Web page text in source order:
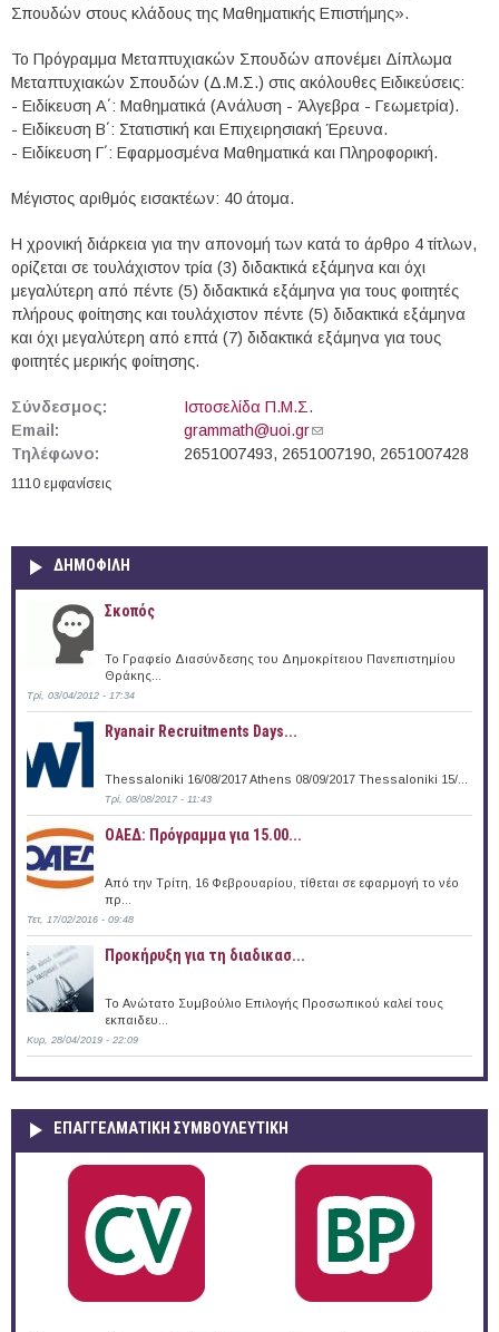
Σπουδών στους κλάδους της Μαθηματικής Επιστήμης».
Το Πρόγραμμα Μεταπτυχιακών Σπουδών απονέμει Δίπλωμα
Μεταπτυχιακών Σπουδών (Δ.Μ.Σ.) στις ακόλουθες Ειδικεύσεις:
- Ειδίκευση Α΄: Μαθηματικά (Ανάλυση - Άλγεβρα - Γεωμετρία).
- Ειδίκευση Β΄: Στατιστική και Επιχειρησιακή Έρευνα.
- Ειδίκευση Γ΄: Εφαρμοσμένα Μαθηματικά και Πληροφορική.
Μέγιστος αριθμός εισακτέων: 40 άτομα.
Η χρονική διάρκεια για την απονομή των κατά το άρθρο 4 τίτλων,
ορίζεται σε τουλάχιστον τρία (3) διδακτικά εξάμηνα και όχι
μεγαλύτερη από πέντε (5) διδακτικά εξάμηνα για τους φοιτητές
πλήρους φοίτησης και τουλάχιστον πέντε (5) διδακτικά εξάμηνα
και όχι μεγαλύτερη από επτά (7) διδακτικά εξάμηνα για τους
φοιτητές μερικής φοίτησης.
Σύνδεσμος:
Ιστοσελίδα Π.Μ.Σ.
Email:
grammath@uoi.gr(link sends e-mail)
Τηλέφωνο:
2651007493, 2651007190, 2651007428
1110 εμφανίσεις
ΔΗΜΟΦΙΛΗ
Σκοπός
Το Γραφείο Διασύνδεσης του Δημοκρίτειου Πανεπιστημίου
Θράκης...
Τρί, 03/04/2012 - 17:34
Ryanair Recruitments Days...
Thessaloniki 16/08/2017 Athens 08/09/2017 Thessaloniki 15/...
Τρί, 08/08/2017 - 11:43
ΟΑΕΔ: Πρόγραμμα για 15.00...
Από την Τρίτη, 16 Φεβρουαρίου, τίθεται σε εφαρμογή το νέο
πρ...
Τετ, 17/02/2016 - 09:48
Προκήρυξη για τη διαδικασ...
Το Ανώτατο Συμβούλιο Επιλογής Προσωπικού καλεί τους
εκπαιδευ...
Κυρ, 28/04/2019 - 22:09
ΕΠΑΓΓΕΛΜΑΤΙΚΉ ΣΥΜΒΟΥΛΕΥΤΙΚΉ